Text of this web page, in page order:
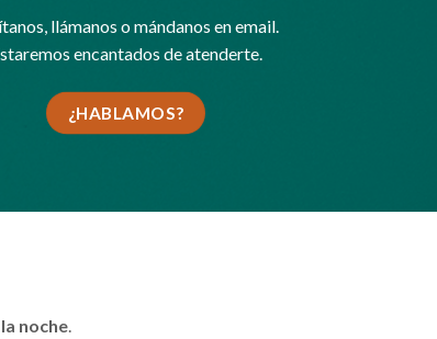
llámanos omándanos en email.
encantados de atenderte.
¿HABLAMOS?
noche.